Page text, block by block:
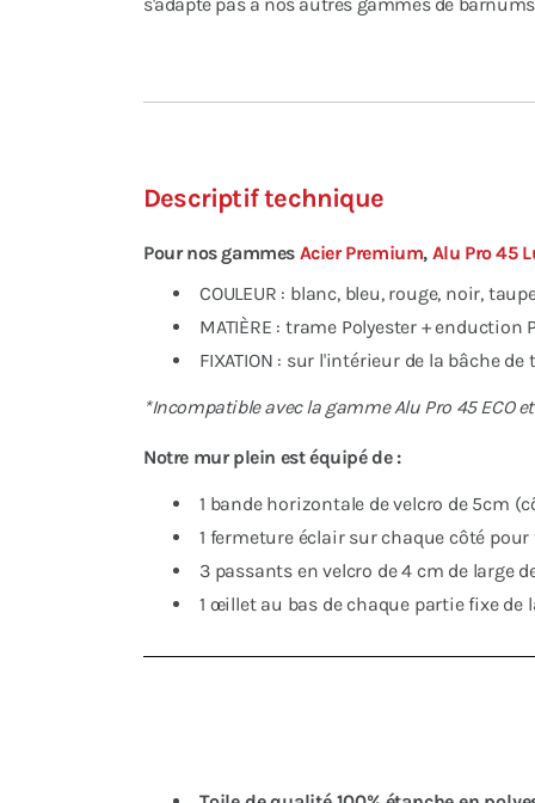
Descriptif technique
Pour nos gammes Acier Premium, Alu Pro 45
COULEUR : blanc, bleu, rouge, noir,
MATIÈRE : trame Polyester + enduction
FIXATION : sur l'intérieur de la bâche
*Incompatible avec la gamme Alu Pro 45 ECO
Notre mur plein est équipé de :
1 bande horizontale de velcro de 5cm
1 fermeture éclair sur chaque côté
3 passants en velcro de 4 cm de large
1 œillet au bas de chaque partie fixe